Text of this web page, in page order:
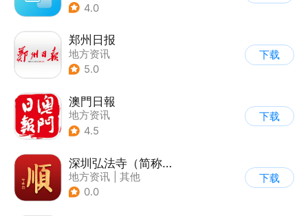
4.0
郑州日报
地方资讯
5.0
下载
澳門日報
地方资讯
4.5
下载
深圳弘法寺（简称：福顺弘法）
地方资讯
其他
0.0
下载